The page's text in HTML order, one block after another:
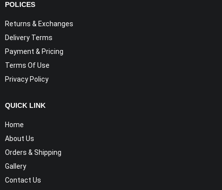
POLICES
Returns & Exchanges
Delivery Terms
Payment & Pricing
Terms Of Use
Privacy Policy
QUICK LINK
Home
About Us
Orders & Shipping
Gallery
Contact Us